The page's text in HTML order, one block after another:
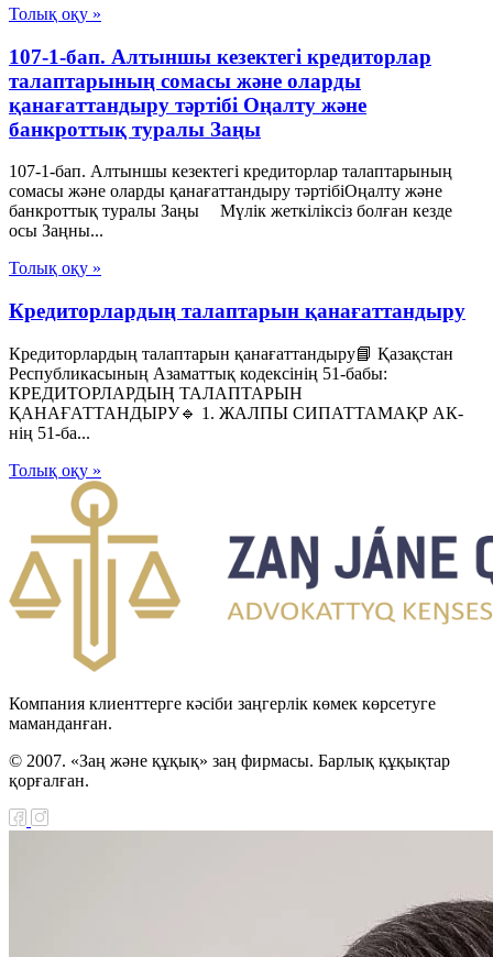
Толық оқу »
107-1-бап. Алтыншы кезектегі кредиторлар
талаптарының сомасы және оларды
қанағаттандыру тәртібі Оңалту және
банкроттық туралы Заңы
107-1-бап. Алтыншы кезектегі кредиторлар талаптарының
сомасы және оларды қанағаттандыру тәртібіОңалту және
банкроттық туралы Заңы Мүлік жеткіліксіз болған кезде
осы Заңны...
Толық оқу »
Кредиторлардың талаптарын қанағаттандыру
Кредиторлардың талаптарын қанағаттандыру📘 Қазақстан
Республикасының Азаматтық кодексінің 51-бабы:
КРЕДИТОРЛАРДЫҢ ТАЛАПТАРЫН
ҚАНАҒАТТАНДЫРУ🔹 1. ЖАЛПЫ СИПАТТАМАҚР АК-
нің 51-ба...
Толық оқу »
Компания клиенттерге кәсіби заңгерлік көмек көрсетуге
маманданған.
© 2007. «Заң және құқық» заң фирмасы. Барлық құқықтар
қорғалған.